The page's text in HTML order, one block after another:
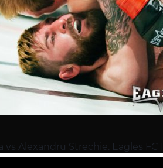
vs Alexandru Strechie. Eagles FC